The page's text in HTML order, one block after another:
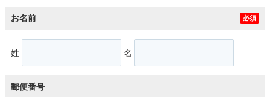
お名前 必須
姓 名
郵便番号